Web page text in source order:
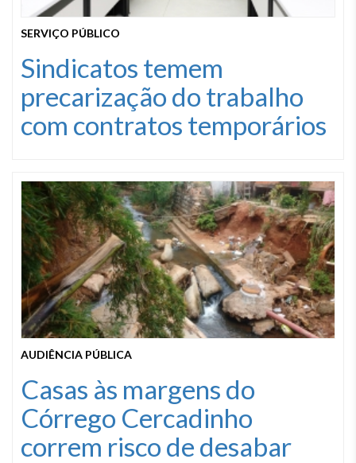
SERVIÇO PÚBLICO
Sindicatos temem
precarização do trabalho
com contratos temporários
AUDIÊNCIA PÚBLICA
Casas às margens do
Córrego Cercadinho
correm risco de desabar